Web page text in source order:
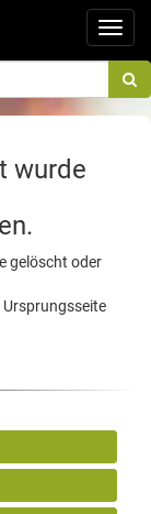
wurde
gelöscht oder